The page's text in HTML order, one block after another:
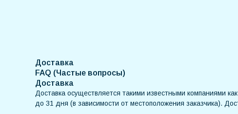
Доставка
FAQ (Частые вопросы)
Доставка
Доставка осуществляется такими известными компаниями как
до 31 дня (в зависимости от местоположения заказчика).